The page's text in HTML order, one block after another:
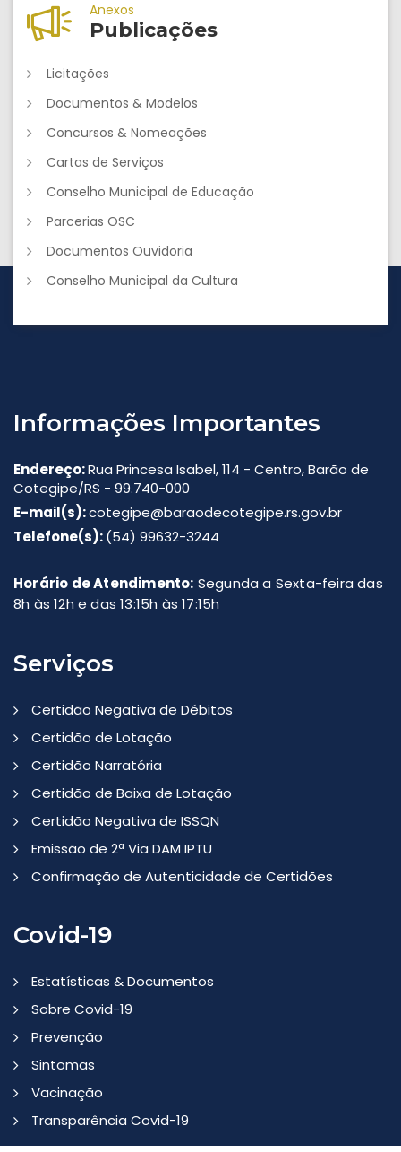
Anexos
Publicações
Licitações
Documentos & Modelos
Concursos & Nomeações
Cartas de Serviços
Conselho Municipal de Educação
Parcerias OSC
Documentos Ouvidoria
Conselho Municipal da Cultura
Informações Importantes
Endereço:Rua Princesa Isabel, 114 - Centro, Barão de
Cotegipe/RS - 99.740-000
E-mail(s):cotegipe@baraodecotegipe.rs.gov.br
Telefone(s):(54) 99632-3244
Horário de Atendimento: Segunda a Sexta-feira das
8h às 12h e das 13:15h às 17:15h
Serviços
Certidão Negativa de Débitos
Certidão de Lotação
Certidão Narratória
Certidão de Baixa de Lotação
Certidão Negativa de ISSQN
Emissão de 2ª Via DAM IPTU
Confirmação de Autenticidade de Certidões
Covid-19
Estatísticas & Documentos
Sobre Covid-19
Prevenção
Sintomas
Vacinação
Transparência Covid-19